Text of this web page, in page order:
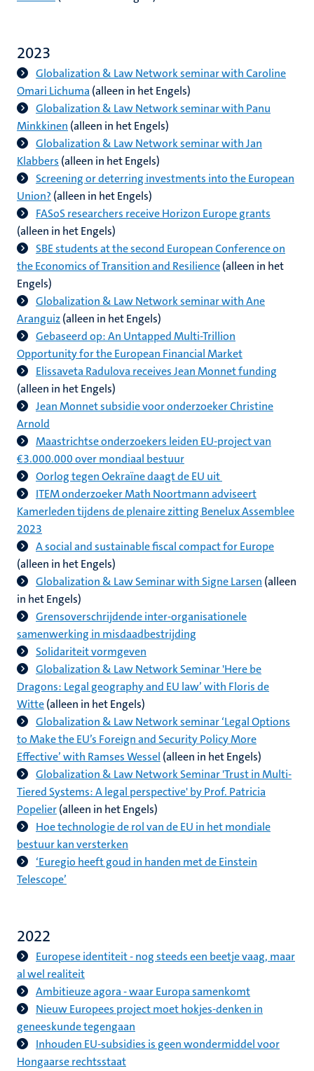
2023
Globalization & Law Network seminar with Caroline
Omari Lichuma (alleen in het Engels)
Globalization & Law Network seminar with Panu
Minkkinen (alleen in het Engels)
Globalization & Law Network seminar with Jan
Klabbers (alleen in het Engels)
Screening or deterring investments into the European
Union? (alleen in het Engels)
FASoS researchers receive Horizon Europe grants
(alleen in het Engels)
SBE students at the second European Conference on
the Economics of Transition and Resilience(alleen in het
Engels)
Globalization & Law Network seminar with Ane
Aranguiz(alleen in het Engels)
Gebaseerd op: An Untapped Multi-Trillion
Opportunity for the European Financial Market
Elissaveta Radulova receives Jean Monnet funding
(alleen in het Engels)
Jean Monnet subsidie voor onderzoeker Christine
Arnold
Maastrichtse onderzoekers leiden EU-project van
€3.000.000 over mondiaal bestuur
Oorlog tegen Oekraïne daagt de EU uit
ITEM onderzoeker Math Noortmann adviseert
Kamerleden tijdens de plenaire zitting Benelux Assemblee
2023
A social and sustainable fiscal compact for Europe
(alleen in het Engels)
Globalization & Law Seminar with Signe Larsen (alleen
in het Engels)
Grensoverschrijdende inter-organisationele
samenwerking in misdaadbestrijding
Solidariteit vormgeven
Globalization & Law Network Seminar 'Here be
Dragons: Legal geography and EU law’ with Floris de
Witte(alleen in het Engels)
Globalization & Law Network seminar ‘Legal Options
to Make the EU’s Foreign and Security Policy More
Effective’ with Ramses Wessel (alleen in het Engels)
Globalization & Law Network Seminar 'Trust in Multi-
Tiered Systems: A legal perspective' by Prof. Patricia
Popelier(alleen in het Engels)
Hoe technologie de rol van de EU in het mondiale
bestuur kan versterken
‘Euregio heeft goud in handen met de Einstein
Telescope’
2022
Europese identiteit - nog steeds een beetje vaag, maar
al wel realiteit
Ambitieuze agora - waar Europa samenkomt
Nieuw Europees project moet hokjes-denken in
geneeskunde tegengaan
Inhouden EU-subsidies is geen wondermiddel voor
Hongaarse rechtsstaat